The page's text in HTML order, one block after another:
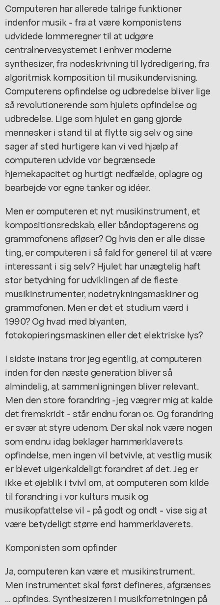
Computeren har allerede talrige funktioner
indenfor musik - fra at være komponistens
udvidede lommeregner til at udgøre
centralnervesystemet i enhver moderne
synthesizer, fra nodeskrivning til lydredigering, fra
algoritmisk komposition til musikundervisning.
Computerens opfindelse og udbredelse bliver lige
så revolutionerende som hjulets opfindelse og
udbredelse. Lige som hjulet en gang gjorde
mennesker i stand til at flytte sig selv og sine
sager af sted hurtigere kan vi ved hjælp af
computeren udvide vor begrænsede
hjernekapacitet og hurtigt nedfælde, oplagre og
bearbejde vor egne tanker og idéer.
Men er computeren et nyt musikinstrument, et
kompositionsredskab, eller båndoptagerens og
grammofonens afløser? Og hvis den er alle disse
ting, er computeren i så fald for generel til at være
interessant i sig selv? Hjulet har unægtelig haft
stor betydning for udviklingen af de fleste
musikinstrumenter, nodetrykningsmaskiner og
grammofonen. Men er det et studium værd i
1990? Og hvad med blyanten,
fotokopieringsmaskinen eller det elektriske lys?
I sidste instans tror jeg egentlig, at computeren
inden for den næste generation bliver så
almindelig, at sammenligningen bliver relevant.
Men den store forandring -jeg vægrer mig at kalde
det fremskridt - står endnu foran os. Og forandring
er svær at styre udenom. Der skal nok være nogen
som endnu idag beklager hammerklaverets
opfindelse, men ingen vil betvivle, at vestlig musik
er blevet uigenkaldeligt forandret af det. Jeg er
ikke et øjeblik i tvivl om, at computeren som kilde
til forandring i vor kulturs musik og
musikopfattelse vil - på godt og ondt - vise sig at
være betydeligt større end hammerklaverets.
Komponisten som opfinder
Ja, computeren kan være et musikinstrument.
Men instrumentet skal først defineres, afgrænses
... opfindes. Synthesizeren i musikforretningen på